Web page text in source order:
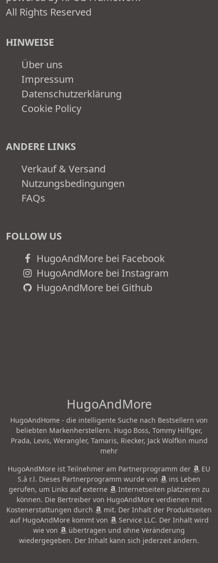
All Rights Reserved
HINWEISE
Über uns
Impressum
Datenschutzerklärung
Cookie Policy
ANDERE LINKS
Verkauf & Versand
Nutzungsbedingungen
FAQs
FOLLOW US
HugoAndMore bei Facebook
HugoAndMore bei Instagram
HugoAndMore bei Github
HugoAndMore
HugoAndHome - die intelligente Suche nach Bestsellern von
beliebten Markenherstellern. Hugo Boss, Tommy Hilfiger,
Prada, Levis, Werangler, Tamaris, Riecker, Jack Wolfkin mund
mehr
HugoAndMore ist Teilnehmer am Partnerprogramm der
EU
S.à r.l. Dieses Partnerprogramm wurde von
ins Leben
gerufen, um Links auf externe
Internetseiten platzieren zu
können. Die Bertreiber von HugoAndMore verdienen mit
Kostenerstattungen durch
mit. Der Inhalt der Produktseiten
auf HugoAndMore kommt von
Service LLC. Der Inhalt wird
wie von
übertragen und ohne Veränderung
wiedergegeben. Der Inhalt kann sich jederzeit ändern.